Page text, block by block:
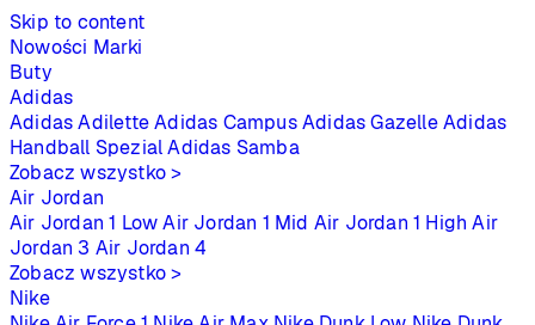
Skip to content
Nowości Marki
Buty
Adidas
Adidas Adilette Adidas Campus Adidas Gazelle Adidas
Handball Spezial Adidas Samba
Zobacz wszystko >
Air Jordan
Air Jordan 1 Low Air Jordan 1 Mid Air Jordan 1 High Air
Jordan 3 Air Jordan 4
Zobacz wszystko >
Nike